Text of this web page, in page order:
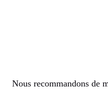
Nous recommandons de